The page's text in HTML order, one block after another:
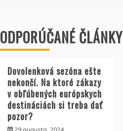
článku
ODPORÚČANÉ ČLÁNKY
Dovolenková sezóna ešte
nekončí. Na ktoré zákazy
v obľúbených európskych
destináciách si treba dať
pozor?
29 augusta, 2024